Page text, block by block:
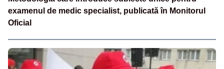
examenul de medic specialist, publicată în Monitorul
Oficial